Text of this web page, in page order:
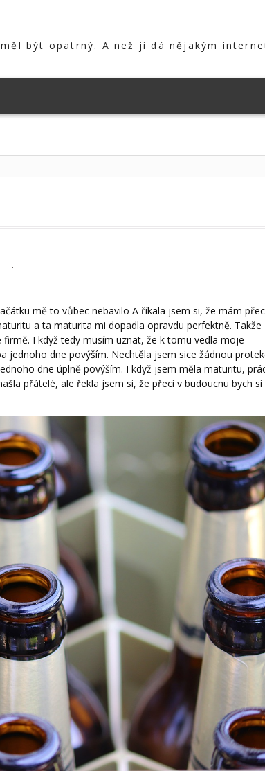
být opatrný. A než ji dá nějakým
mě to vůbec nebavilo A říkala jsem si, že mám
a ta maturita mi dopadla opravdu perfektně. Takže
I když tedy musím uznat, že k tomu vedla moje
jednoho dne povýším. Nechtěla jsem sice žádnou
dne úplně povýším. I když jsem měla maturitu,
přátelé, ale řekla jsem si, že přeci v budoucnu bych si